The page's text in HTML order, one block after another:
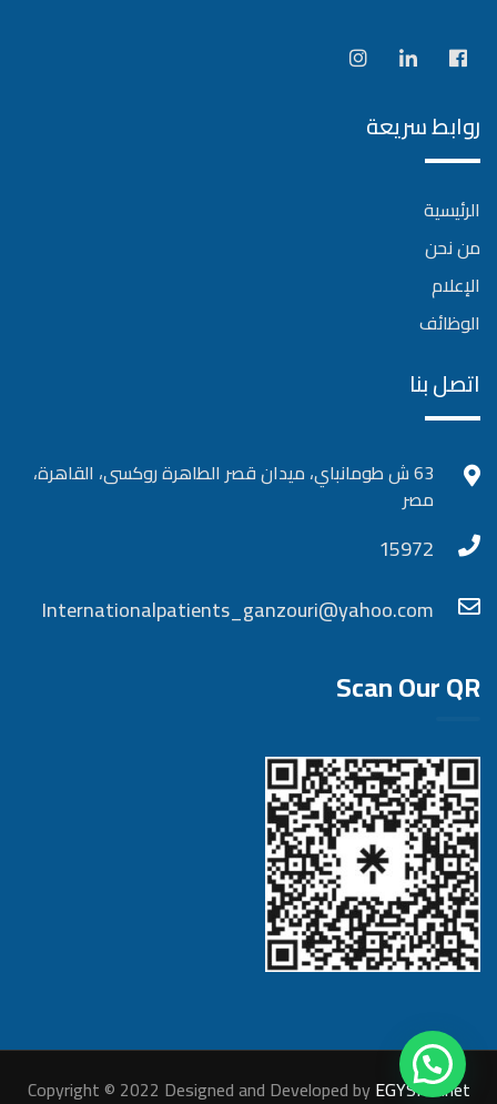
روابط سريعة
الرئيسية
من نحن
الإعلام
الوظائف
اتصل بنا
63 ش طومانباي، ميدان قصر الطاهرة روكسى، القاهرة،
مصر
15972
Internationalpatients_ganzouri@yahoo.com
Scan Our QR
Copyright © 2022 Designed and Developed byEGYSITE.net